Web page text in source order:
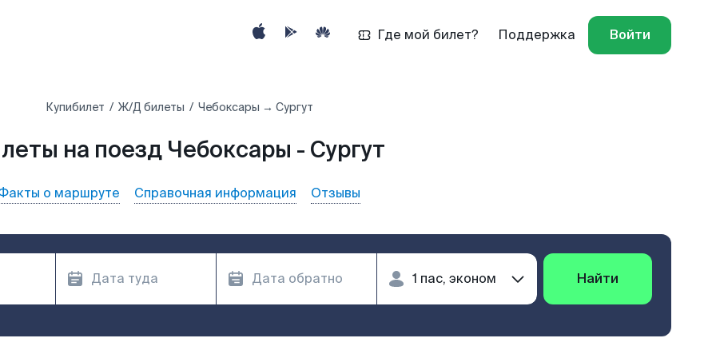
Где мой билет? Поддержка Войти
Купибилет Ж/Д билеты Чебоксары → Сургут
на поезд Чебоксары - Сургут
о маршруте Справочная информация Отзывы
Найти